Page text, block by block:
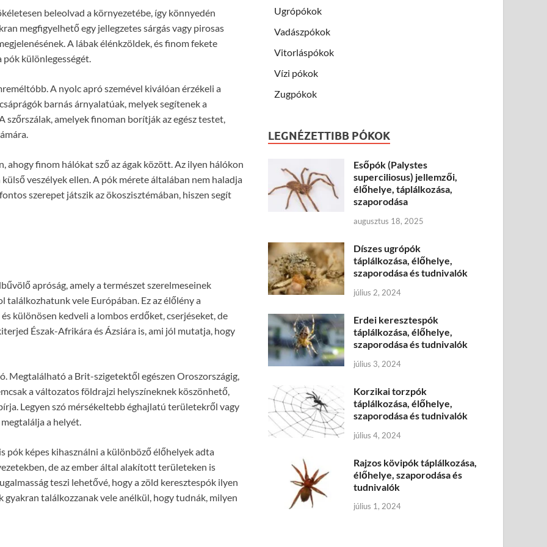
beleolvad a környezetébe, így könnyedén
megfigyelhető egy jellegzetes sárgás vagy pirosas
A lábak élénkzöldek, és finom fekete
különlegességét.
A nyolc apró szemével kiválóan érzékeli a
barnás árnyalatúak, melyek segítenek a
szőrszálak, amelyek finoman borítják az egész testet,
ahogy finom hálókat sző az ágak között. Az ilyen hálókon
veszélyek ellen. A pók mérete általában nem haladja
szerepet játszik az ökoszisztémában, hiszen segít
apróság, amely a természet szerelmeseinek
találkozhatunk vele Európában. Ez az élőlény a
különösen kedveli a lombos erdőket, cserjéseket, de
Észak-Afrikára és Ázsiára is, ami jól mutatja, hogy
Megtalálható a Brit-szigetektől egészen Oroszországig,
a változatos földrajzi helyszíneknek köszönhető,
Legyen szó mérsékeltebb éghajlatú területekről vagy
a helyét.
pók képes kihasználni a különböző élőhelyek adta
de az ember által alakított területeken is
teszi lehetővé, hogy a zöld keresztespók ilyen
gyakran találkozzanak vele anélkül, hogy tudnák, milyen
Ugrópókok
Vadászpókok
Vitorláspókok
Vízi pókok
Zugpókok
LEGNÉZETTIBB PÓKOK
Esőpók (Palystes
superciliosus) jellemzői,
élőhelye, táplálkozása,
szaporodása
augusztus 18, 2025
Díszes ugrópók
táplálkozása, élőhelye,
szaporodása és tudnivalók
július 2, 2024
Erdei keresztespók
táplálkozása, élőhelye,
szaporodása és tudnivalók
július 3, 2024
Korzikai torzpók
táplálkozása, élőhelye,
szaporodása és tudnivalók
július 4, 2024
Rajzos kövipók táplálkozása,
élőhelye, szaporodása és
tudnivalók
július 1, 2024